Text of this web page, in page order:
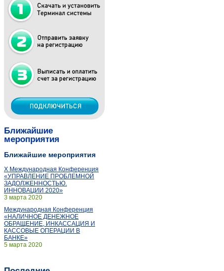
Ближайшие
мероприятия
Ближайшие мероприятия
X Международная Конференция
«УПРАВЛЕНИЕ ПРОБЛЕМНОЙ
ЗАДОЛЖЕННОСТЬЮ.
ИННОВАЦИИ 2020»
3 марта 2020
Международная Конференция
«НАЛИЧНОЕ ДЕНЕЖНОЕ
ОБРАЩЕНИЕ, ИНКАССАЦИЯ И
КАССОВЫЕ ОПЕРАЦИИ В
БАНКЕ»
5 марта 2020